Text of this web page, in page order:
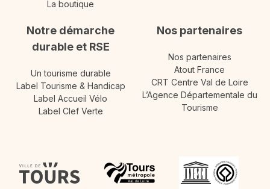
La boutique
Notre démarche
durable et RSE
Un tourisme durable
Label Tourisme & Handicap
Label Accueil Vélo
Label Clef Verte
Nos partenaires
Nos partenaires
Atout France
CRT Centre Val de Loire
L’Agence Départementale du
Tourisme